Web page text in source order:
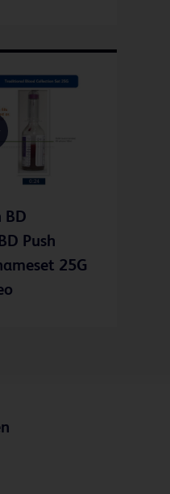
Play
BD
Push
25G